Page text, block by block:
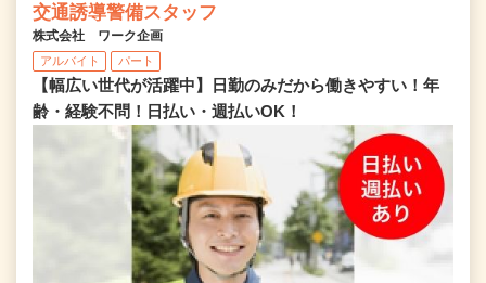
交通誘導警備スタッフ
株式会社 ワーク企画
アルバイト パート
【幅広い世代が活躍中】日勤のみだから働きやすい！年
齢・経験不問！日払い・週払いOK！